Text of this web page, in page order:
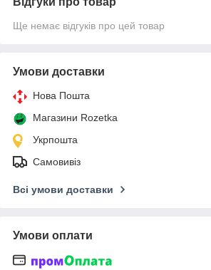
Ще немає відгуків про цей товар
Умови доставки
Нова Пошта
Магазини Rozetka
Укрпошта
Самовивіз
Всі умови доставки
Умови оплати